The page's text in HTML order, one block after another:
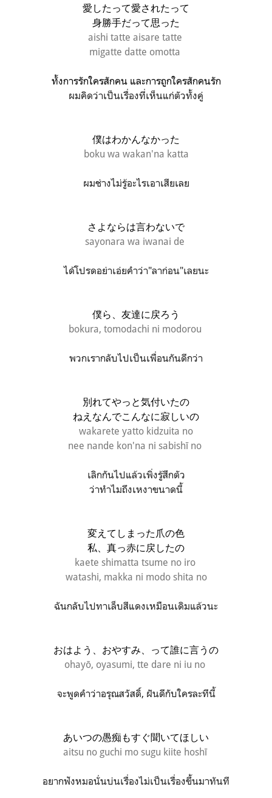
愛したって愛されたって
身勝手だって思った
aishi tatte aisare tatte
migatte datte omotta
ทั้งการรักใครสักคน และการถูกใครสักคนรัก
ผมคิดว่าเป็นเรื่องที่เห็นแก่ตัวทั้งคู่
僕はわかんなかった
boku wa wakan'na katta
ผมช่างไม่รู้อะไรเอาเสียเลย
さよならは言わないで
sayonara wa iwanai de
ได้โปรดอย่าเอ่ยคำว่า"ลาก่อน"เลยนะ
僕ら、友達に戻ろう
bokura, tomodachi ni modorou
พวกเรากลับไปเป็นเพื่อนกันดีกว่า
別れてやっと気付いたの
ねえなんでこんなに寂しいの
wakarete yatto kidzuita no
nee nande kon'na ni sabishī no
เลิกกันไปแล้วเพิ่งรู้สึกตัว
ว่าทำไมถึงเหงาขนาดนี้
変えてしまった爪の色
私、真っ赤に戻したの
kaete shimatta tsume no iro
watashi, makka ni modo shita no
ฉันกลับไปทาเล็บสีแดงเหมือนเดิมแล้วนะ
おはよう、おやすみ、って誰に言うの
ohayō, oyasumi, tte dare ni iu no
จะพูดคำว่าอรุณสวัสดิ์, ฝันดีกับใครละทีนี้
あいつの愚痴もすぐ聞いてほしい
aitsu no guchi mo sugu kiite hoshī
อยากฟังหมอนั่นบ่นเรื่องไม่เป็นเรื่องขึ้นมาทันที